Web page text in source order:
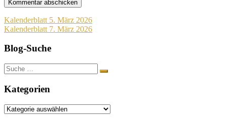
Beitragsnavigation
Kalenderblatt 5. März 2026
Kalenderblatt 7. März 2026
Blog-Suche
Suche
nach:
Kategorien
Kategorien